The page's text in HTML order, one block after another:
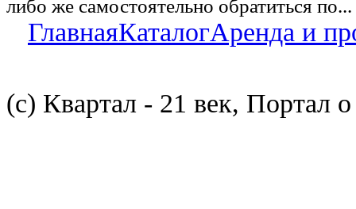
либо же самостоятельно обратиться по...
ГлавнаяКаталогАренда и
(с) Квартал - 21 век, Портал